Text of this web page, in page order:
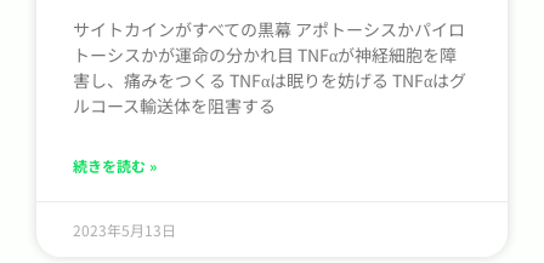
サイトカインがすべての黒幕 アポトーシスかパイロ
トーシスかが運命の分かれ目 TNFαが神経細胞を障
害し、痛みをつくる TNFαは眠りを妨げる TNFαはグ
ルコース輸送体を阻害する
続きを読む »
2023年5月13日